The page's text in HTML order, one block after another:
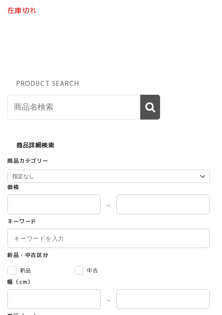
在庫切れ
PRODUCT SEARCH
商品詳細検索
商品カテゴリー
価格
～
キーワード
新品・中古区分
新品
中古
幅（cm）
～